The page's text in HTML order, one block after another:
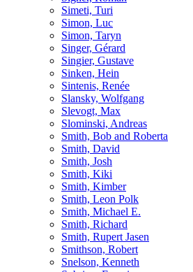
Simeti, Turi
Simon, Luc
Simon, Taryn
Singer, Gérard
Singier, Gustave
Sinken, Hein
Sintenis, Renée
Slansky, Wolfgang
Slevogt, Max
Slominski, Andreas
Smith, Bob and Roberta
Smith, David
Smith, Josh
Smith, Kiki
Smith, Kimber
Smith, Leon Polk
Smith, Michael E.
Smith, Richard
Smith, Rupert Jasen
Smithson, Robert
Snelson, Kenneth